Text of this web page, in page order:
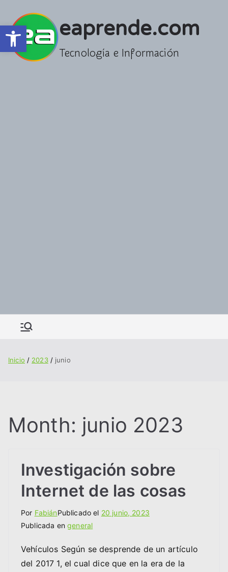
Abrir barra de herramientas
contenido
eaprende.com
Tecnología e Información
Inicio 2023 junio
Month: junio 2023
Investigación sobre
Internet de las cosas
Por FabiánPublicado el 20 junio, 2023
Publicada engeneral
Vehículos Según se desprende de un artículo
del 2017 1, el cual dice que en la era de la